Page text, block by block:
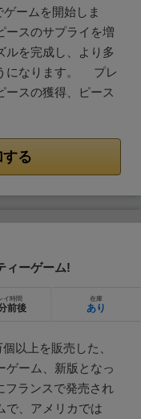
ームを開始しま
ースのサプライを増
ルを完成し、より多
になります。 プレ
ースの獲得、ピース
る
ィーゲーム!
イ時間
前後
在庫
あり
以上を販売した、
ゲーム、新版となっ
ランスで発売され
で、アメリカでは